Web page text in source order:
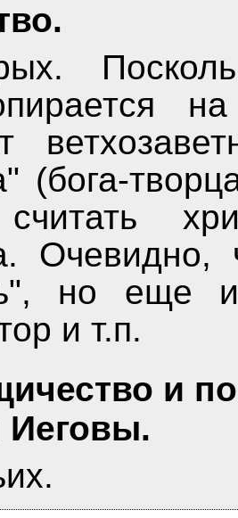
(бога-
Очевидно,
но еще
и т.п.
и
Иеговы.